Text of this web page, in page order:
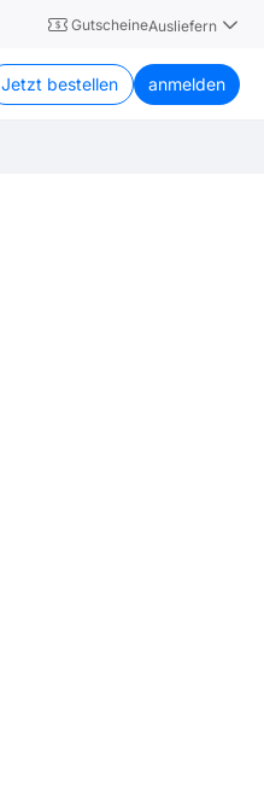
GutscheineAusliefern
Jetzt bestellen anmelden